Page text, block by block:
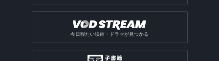
今日観たい映画・ドラマが見つかる